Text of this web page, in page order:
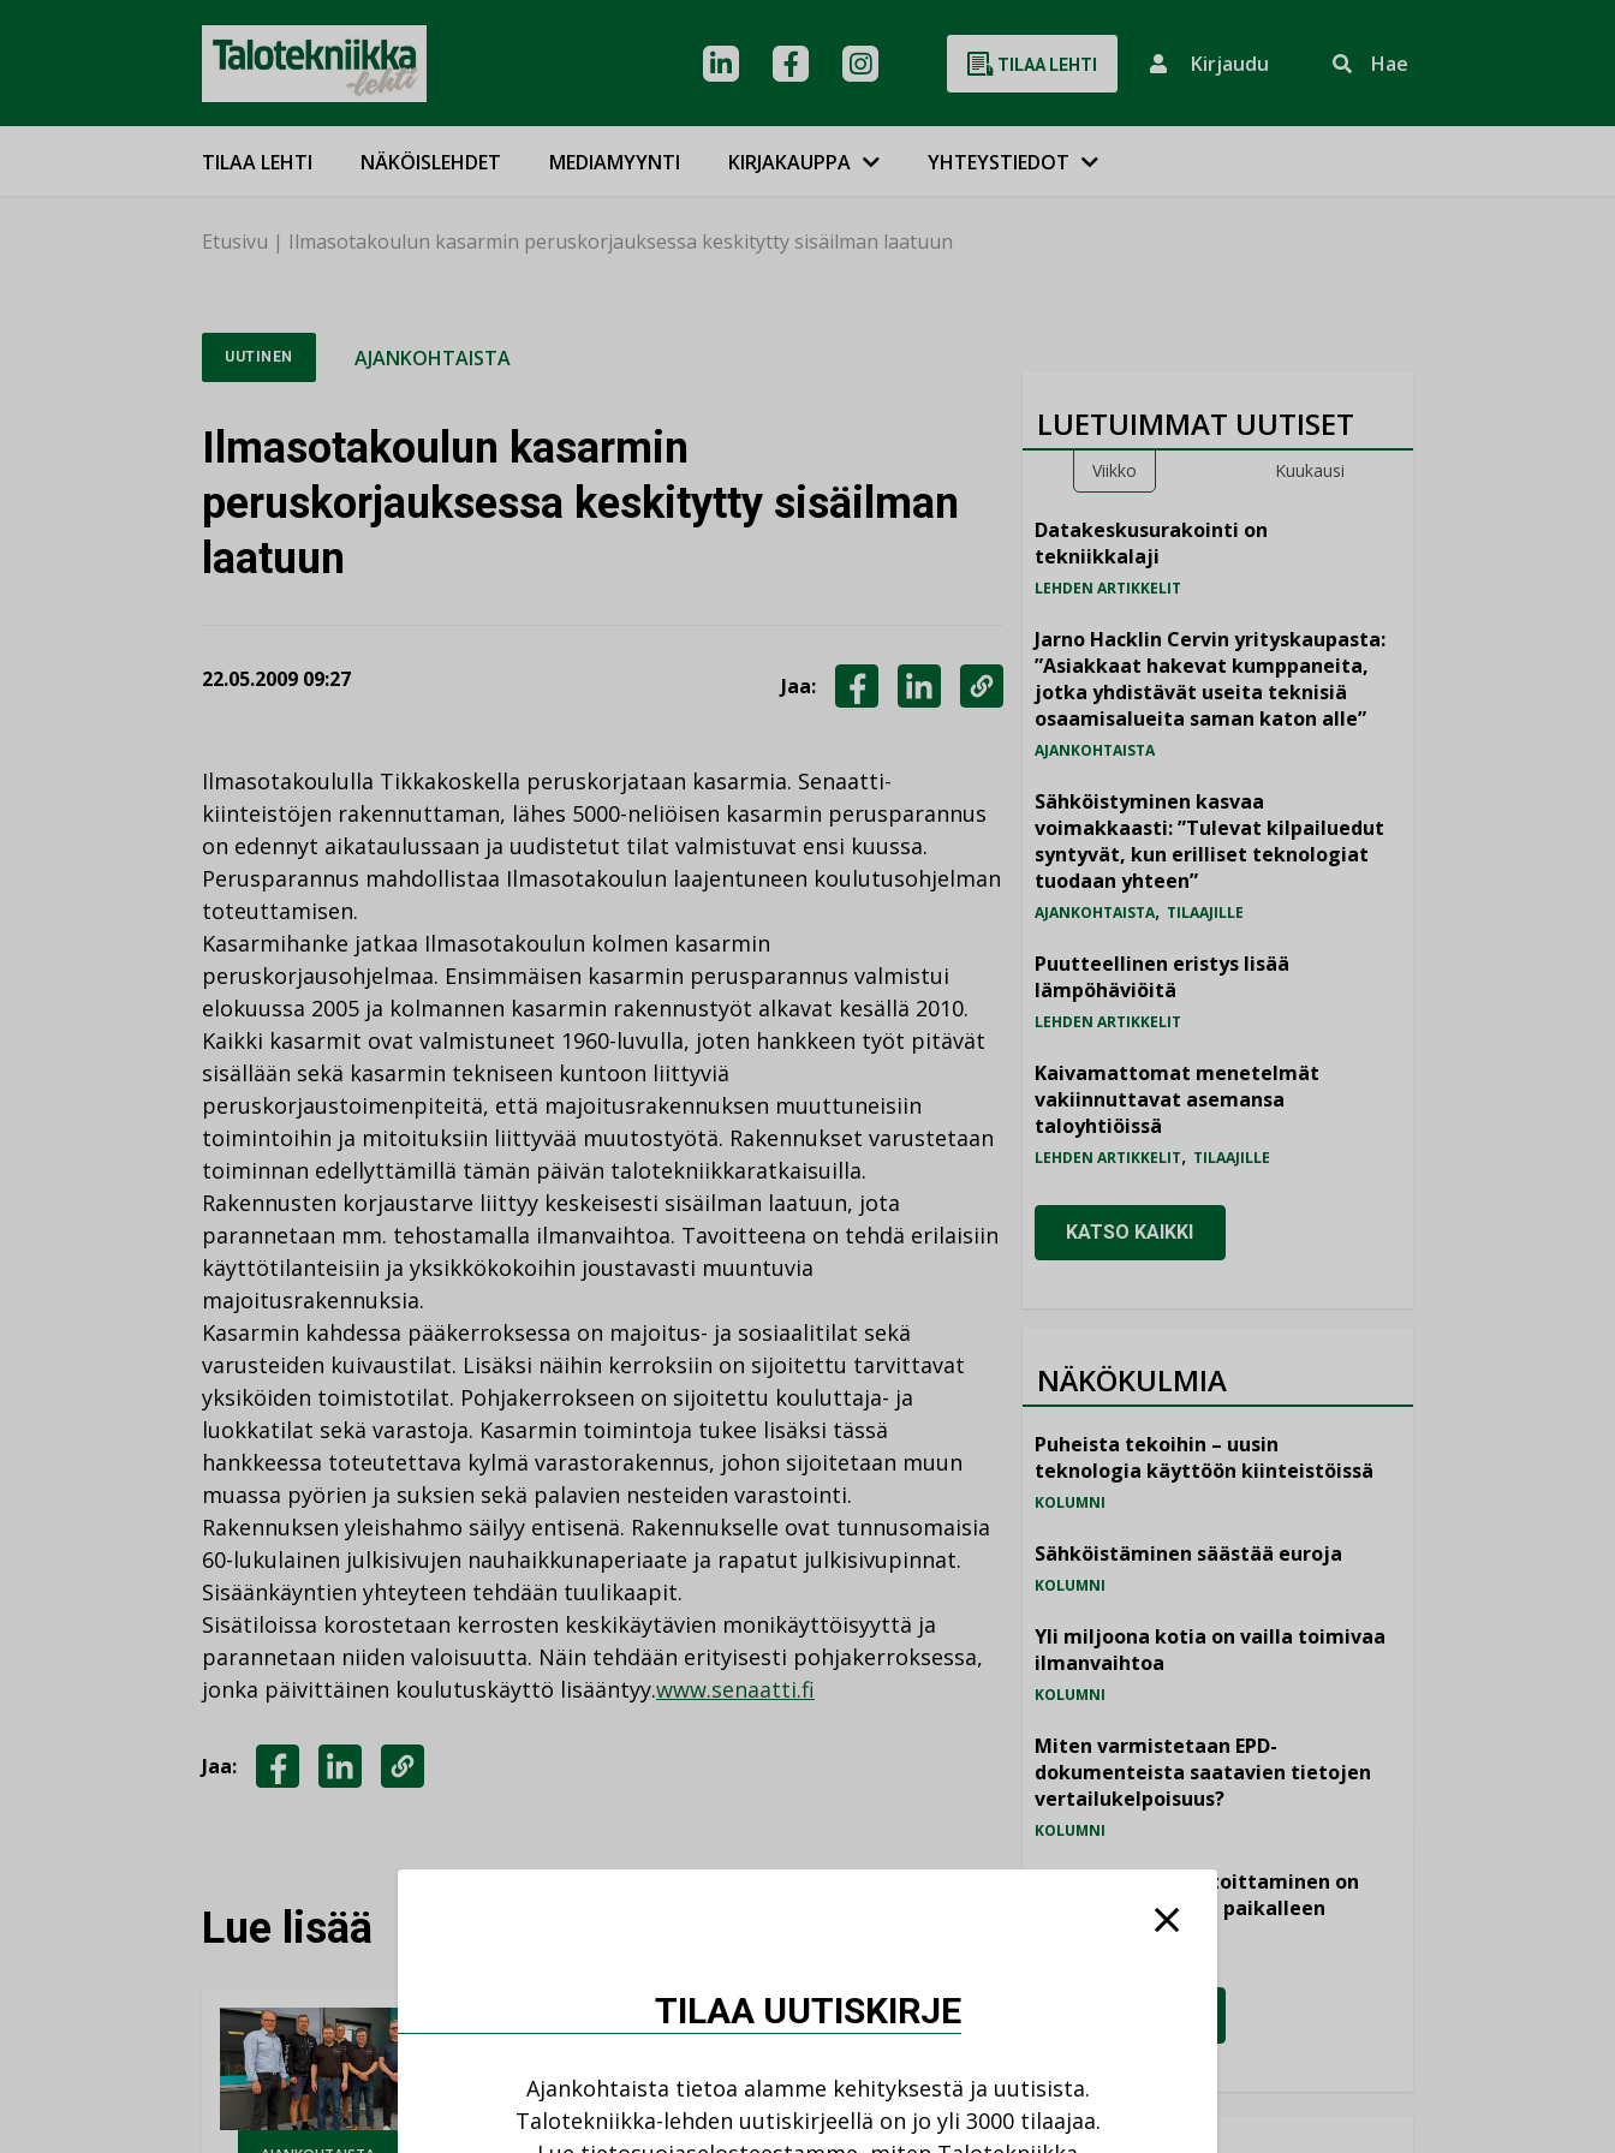
TILAA LEHTI Kirjaudu Hae
TILAA LEHTI NÄKÖISLEHDET MEDIAMYYNTI KIRJAKAUPPA YHTEYSTIEDOT
Etusivu | Ilmasotakoulun kasarmin peruskorjauksessa keskitytty sisäilman laatuun
UUTINEN AJANKOHTAISTA
Ilmasotakoulun kasarmin
peruskorjauksessa keskitytty sisäilman
laatuun
22.05.2009 09:27 Jaa:
LINKEDINISSÄ
KOPIOI
LINKKI
Ilmasotakoululla Tikkakoskella peruskorjataan kasarmia. Senaatti-
kiinteistöjen rakennuttaman, lähes 5000-neliöisen kasarmin perusparannus
on edennyt aikataulussaan ja uudistetut tilat valmistuvat ensi kuussa.
Perusparannus mahdollistaa Ilmasotakoulun laajentuneen koulutusohjelman
toteuttamisen.
Kasarmihanke jatkaa Ilmasotakoulun kolmen kasarmin
peruskorjausohjelmaa. Ensimmäisen kasarmin perusparannus valmistui
elokuussa 2005 ja kolmannen kasarmin rakennustyöt alkavat kesällä 2010.
Kaikki kasarmit ovat valmistuneet 1960-luvulla, joten hankkeen työt pitävät
sisällään sekä kasarmin tekniseen kuntoon liittyviä
peruskorjaustoimenpiteitä, että majoitusrakennuksen muuttuneisiin
toimintoihin ja mitoituksiin liittyvää muutostyötä. Rakennukset varustetaan
toiminnan edellyttämillä tämän päivän talotekniikkaratkaisuilla.
Rakennusten korjaustarve liittyy keskeisesti sisäilman laatuun, jota
parannetaan mm. tehostamalla ilmanvaihtoa. Tavoitteena on tehdä erilaisiin
käyttötilanteisiin ja yksikkökokoihin joustavasti muuntuvia
majoitusrakennuksia.
Kasarmin kahdessa pääkerroksessa on majoitus- ja sosiaalitilat sekä
varusteiden kuivaustilat. Lisäksi näihin kerroksiin on sijoitettu tarvittavat
yksiköiden toimistotilat. Pohjakerrokseen on sijoitettu kouluttaja- ja
luokkatilat sekä varastoja. Kasarmin toimintoja tukee lisäksi tässä
hankkeessa toteutettava kylmä varastorakennus, johon sijoitetaan muun
muassa pyörien ja suksien sekä palavien nesteiden varastointi.
Rakennuksen yleishahmo säilyy entisenä. Rakennukselle ovat tunnusomaisia
60-lukulainen julkisivujen nauhaikkunaperiaate ja rapatut julkisivupinnat.
Sisäänkäyntien yhteyteen tehdään tuulikaapit.
Sisätiloissa korostetaan kerrosten keskikäytävien monikäyttöisyyttä ja
parannetaan niiden valoisuutta. Näin tehdään erityisesti pohjakerroksessa,
jonka päivittäinen koulutuskäyttö lisääntyy.www.senaatti.fi
Jaa:
Lue lisää
LUETUIMMAT UUTISET
Viikko Kuukausi
Datakeskusurakointi on
tekniikkalaji
LEHDEN ARTIKKELIT
Jarno Hacklin Cervin yrityskaupasta:
”Asiakkaat hakevat kumppaneita,
jotka yhdistävät useita teknisiä
osaamisalueita saman katon alle”
AJANKOHTAISTA
Sähköistyminen kasvaa
voimakkaasti: ”Tulevat kilpailuedut
syntyvät, kun erilliset teknologiat
tuodaan yhteen”
AJANKOHTAISTA, TILAAJILLE
Puutteellinen eristys lisää
lämpöhäviöitä
LEHDEN ARTIKKELIT
Kaivamattomat menetelmät
vakiinnuttavat asemansa
taloyhtiöissä
LEHDEN ARTIKKELIT, TILAAJILLE
KATSO KAIKKI
NÄKÖKULMIA
Puheista tekoihin – uusin
teknologia käyttöön kiinteistöissä
KOLUMNI
Sähköistäminen säästää euroja
KOLUMNI
Yli miljoona kotia on vailla toimivaa
ilmanvaihtoa
KOLUMNI
Miten varmistetaan EPD-
dokumenteista saatavien tietojen
vertailukelpoisuus?
KOLUMNI
Vesi- ja viemärimitoittaminen on
jämähtänyt ajassa paikalleen
TILAA UUTISKIRJE
Ajankohtaista tietoa alamme kehityksestä ja uutisista.
Talotekniikka-lehden uutiskirjeellä on jo yli 3000 tilaajaa.